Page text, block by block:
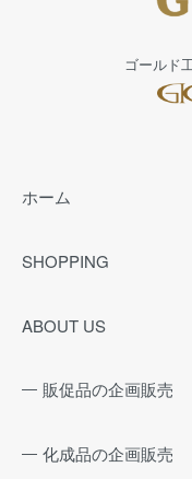
ゴールド
ホーム
SHOPPING
ABOUT US
販促品の企画販売
化成品の企画販売